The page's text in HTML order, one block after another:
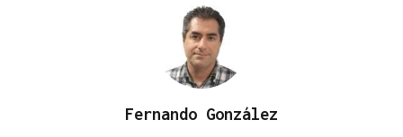
Fernando González